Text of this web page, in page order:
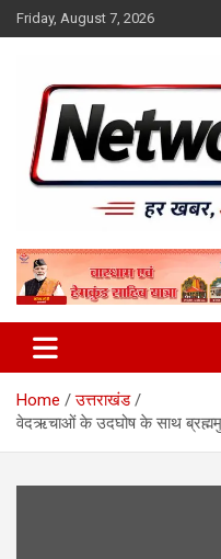
Skip
to
Friday, August 7, 2026
Network10tv
Home
उत्तराखंड
वेदऋचाओं के उदघोष के साथ